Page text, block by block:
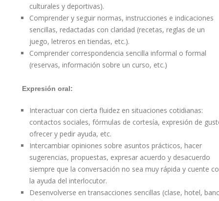
culturales y deportivas).
Comprender y seguir normas, instrucciones e indicaciones
sencillas, redactadas con claridad (recetas, reglas de un
juego, letreros en tiendas, etc.).
Comprender correspondencia sencilla informal o formal
(reservas, información sobre un curso, etc.)
Expresión oral:
Interactuar con cierta fluidez en situaciones cotidianas:
contactos sociales, fórmulas de cortesía, expresión de
ofrecer y pedir ayuda, etc.
Intercambiar opiniones sobre asuntos prácticos, hacer
sugerencias, propuestas, expresar acuerdo y desacuerdo
siempre que la conversación no sea muy rápida y cuente
la ayuda del interlocutor.
Desenvolverse en transacciones sencillas (clase, hotel,